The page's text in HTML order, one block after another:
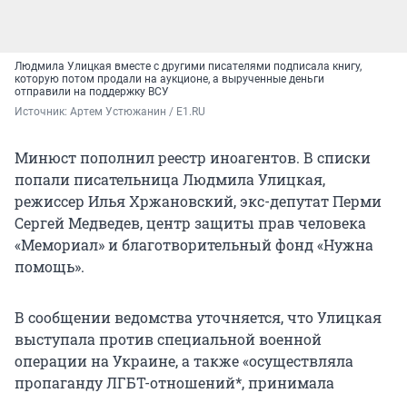
Людмила Улицкая вместе с другими писателями подписала книгу,
которую потом продали на аукционе, а вырученные деньги
отправили на поддержку ВСУ
Источник: Артем Устюжанин / E1.RU
Минюст пополнил реестр иноагентов. В списки
попали писательница Людмила Улицкая,
режиссер Илья Хржановский, экс-депутат Перми
Сергей Медведев, центр защиты прав человека
«Мемориал» и благотворительный фонд «Нужна
помощь».
В сообщении ведомства уточняется, что Улицкая
выступала против специальной военной
операции на Украине, а также «осуществляла
пропаганду ЛГБТ-отношений*, принимала